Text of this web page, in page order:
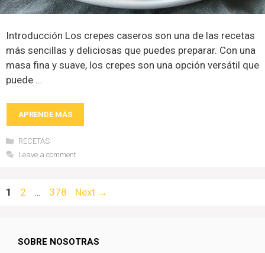
Introducción Los crepes caseros son una de las recetas
más sencillas y deliciosas que puedes preparar. Con una
masa fina y suave, los crepes son una opción versátil que
puede …
APRENDE MÁS
Categories
RECETAS
Leave a comment
Page
1 Page
2 … Page
378 Next →
SOBRE NOSOTRAS